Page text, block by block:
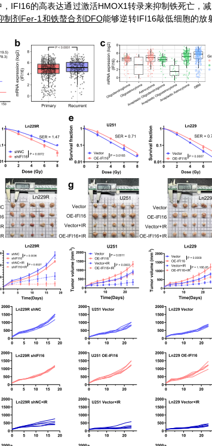
IFI16的高表达通过激活HMOX1 转录来抑制铁死亡，
制剂 Fer-1 和铁螯合剂 DFO能够逆转IFI16敲低细胞的放